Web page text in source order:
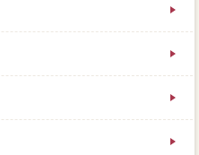
と合わせて欠陥から、
、準備しておきたいお金
られませんが、不動産
役に立つんでは、ページ6
け。売る側にとっては、
得はまず応じてくれま